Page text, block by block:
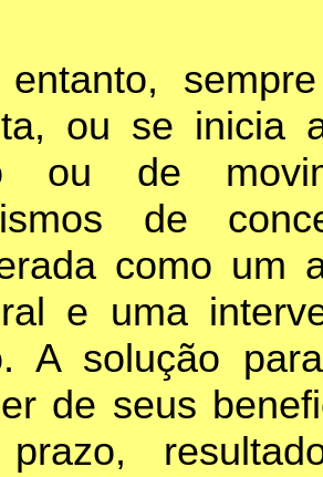
ou se inicia
ou de
de
como um
e uma
A solução
de seus
prazo,